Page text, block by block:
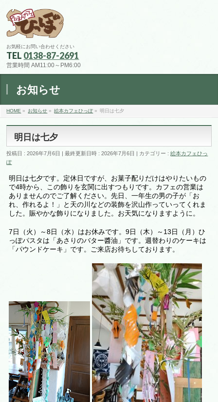
お気軽にお問い合わせください
TEL 0138-87-2691
営業時間 AM11:00～PM6:00
お知らせ
HOME » お知らせ » 絵本カフェひっぽ» 明日は七夕
明日は七夕
投稿日 : 2026年7月6日 最終更新日時 : 2026年7月6日 カテゴリー :絵本カフェひっ
ぽ
明日は七夕です。定休日ですが、お菓子配りだけはやりたいもの
で4時から、この飾りを玄関に出すつもりです。カフェの営業は
ありませんのでご了解ください。先日、一年生の男の子が「お
れ、作れるよ！」と天の川などの装飾を沢山作っていってくれま
した。賑やかな飾りになりました。お天気になりますように。
7日（火）～8日（水）はお休みです。9日（木）～13日（月）ひ
っぽパスタは「あさりのバター醬油」です。週替わりのケーキは
「パウンドケーキ 」です。ご来店お待ちしております。